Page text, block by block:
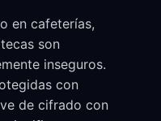
en cafeterías,
son
inseguros.
con
de cifrado con